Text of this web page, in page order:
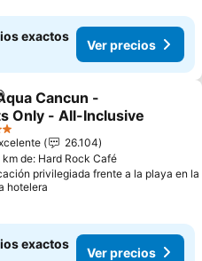
exactos
Ver precios
a favoritos
Cancun -
Only - All-Inclusive
26.104
km de: Hard Rock Café
privilegiada frente a la playa en la
hotelera
exactos
Ver precios